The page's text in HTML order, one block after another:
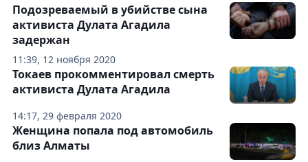
11:39, 12 ноября 2020
Подозреваемый в убийстве сына
активиста Дулата Агадила
задержан
14:17, 29 февраля 2020
Токаев прокомментировал смерть
активиста Дулата Агадила
Женщина попала под автомобиль
близ Алматы